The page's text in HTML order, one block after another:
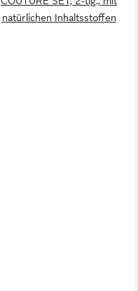
natürlichen Inhaltsstoffen